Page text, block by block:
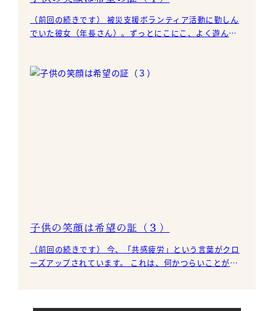
（前回の続きです） 被災支援ボランティア活動に勤しん
でいた彼女（年長さん）。ずっとにこにこ、よく遊んで
子供の笑顔は希望の証（３）
（前回の続きです） 今、「共感疲労」という言葉がクロ
ーズアップされています。 これは、何かつらいことが起